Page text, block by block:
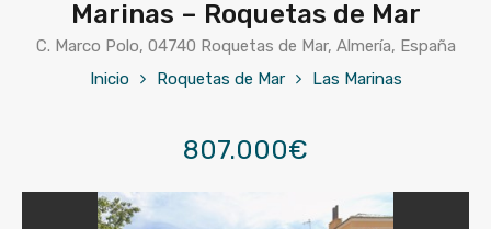
Marinas – Roquetas de Mar
C. Marco Polo, 04740 Roquetas de Mar, Almería, España
Inicio
Roquetas de Mar Las Marinas
807.000€